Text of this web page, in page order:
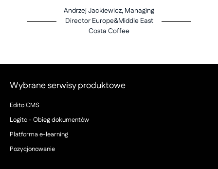
Andrzej Jackiewicz, Managing
Director Europe&Middle East
Costa Coffee
Wybrane serwisy produktowe
Edito CMS
Logito - Obieg dokumentów
Platforma e-learning
Pozycjonowanie